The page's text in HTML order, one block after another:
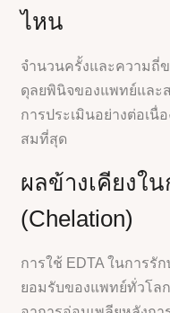
ไหน
จำนวนครั้งและความถี่
ดุลยพินิจของแพทย์และ
การประเมินอย่างต่อเนื่
สมที่สุด
ผลข้างเคียงใ
(Chelation)
การใช้ EDTA ในการรั
ยอมรับของแพทย์ทั่วโล